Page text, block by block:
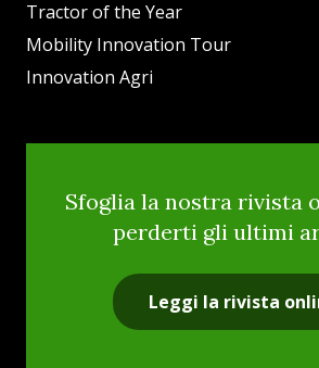
Tractor of the Year
Mobility Innovation Tour
Innovation Agri
Sfoglia la nostra rivista
perderti gli ultimi
Leggi la rivista